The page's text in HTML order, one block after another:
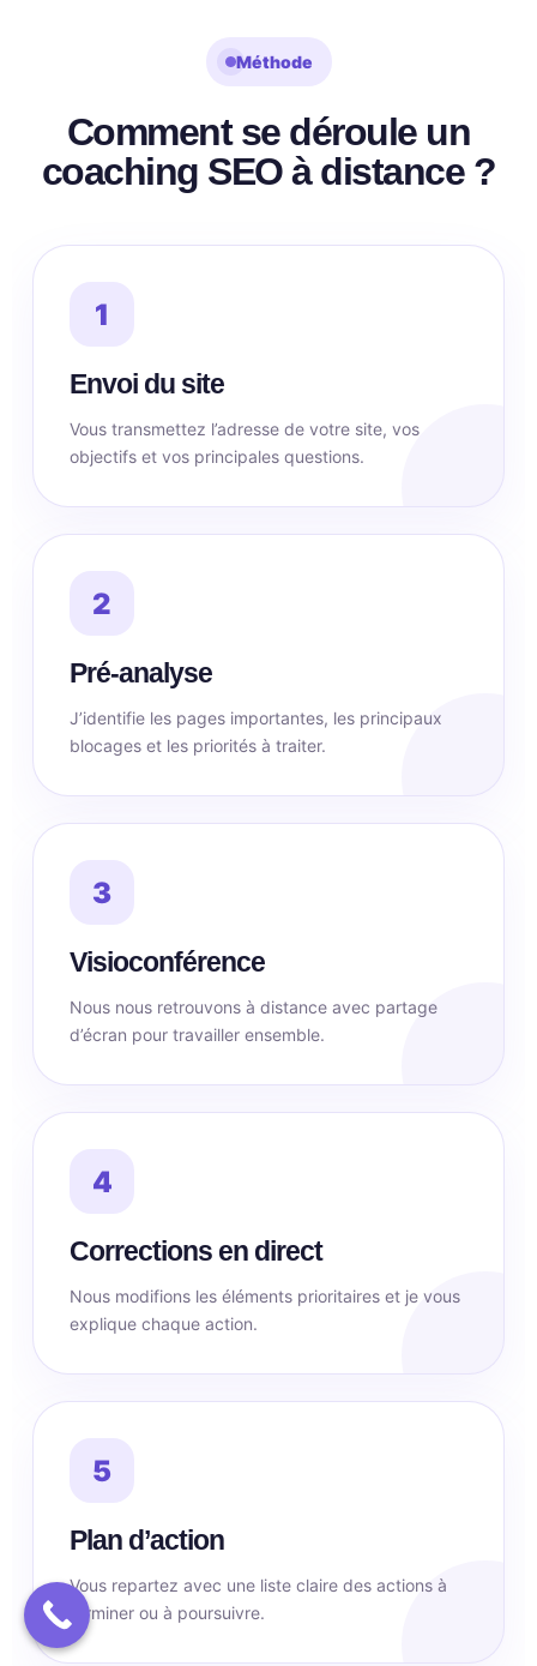
Méthode
Comment se déroule un
coaching SEO à distance ?
1
Envoi du site
Vous transmettez l’adresse de votre site, vos
objectifs et vos principales questions.
2
Pré-analyse
J’identifie les pages importantes, les principaux
blocages et les priorités à traiter.
3
Visioconférence
Nous nous retrouvons à distance avec partage
d’écran pour travailler ensemble.
4
Corrections en direct
Nous modifions les éléments prioritaires et je vous
explique chaque action.
5
Plan d’action
Vous repartez avec une liste claire des actions à
terminer ou à poursuivre.